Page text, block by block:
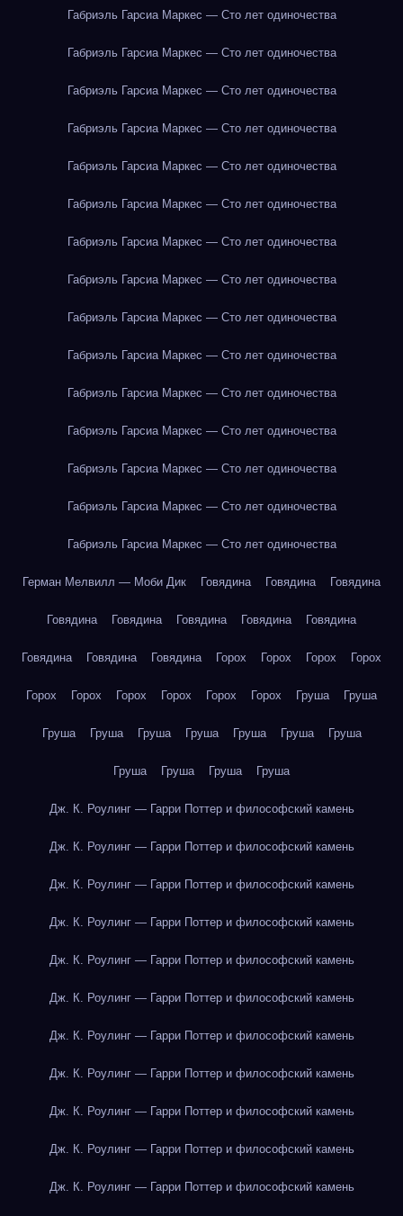
Габриэль Гарсиа Маркес — Сто лет одиночества
Габриэль Гарсиа Маркес — Сто лет одиночества
Габриэль Гарсиа Маркес — Сто лет одиночества
Габриэль Гарсиа Маркес — Сто лет одиночества
Габриэль Гарсиа Маркес — Сто лет одиночества
Габриэль Гарсиа Маркес — Сто лет одиночества
Габриэль Гарсиа Маркес — Сто лет одиночества
Габриэль Гарсиа Маркес — Сто лет одиночества
Габриэль Гарсиа Маркес — Сто лет одиночества
Габриэль Гарсиа Маркес — Сто лет одиночества
Габриэль Гарсиа Маркес — Сто лет одиночества
Габриэль Гарсиа Маркес — Сто лет одиночества
Габриэль Гарсиа Маркес — Сто лет одиночества
Габриэль Гарсиа Маркес — Сто лет одиночества
Габриэль Гарсиа Маркес — Сто лет одиночества
Герман Мелвилл — Моби Дик Говядина Говядина Говядина
Говядина Говядина Говядина Говядина Говядина
Говядина Говядина Говядина Горох Горох Горох Горох
Горох Горох Горох Горох Горох Горох Груша Груша
Груша Груша Груша Груша Груша Груша Груша
Груша Груша Груша Груша
Дж. К. Роулинг — Гарри Поттер и философский камень
Дж. К. Роулинг — Гарри Поттер и философский камень
Дж. К. Роулинг — Гарри Поттер и философский камень
Дж. К. Роулинг — Гарри Поттер и философский камень
Дж. К. Роулинг — Гарри Поттер и философский камень
Дж. К. Роулинг — Гарри Поттер и философский камень
Дж. К. Роулинг — Гарри Поттер и философский камень
Дж. К. Роулинг — Гарри Поттер и философский камень
Дж. К. Роулинг — Гарри Поттер и философский камень
Дж. К. Роулинг — Гарри Поттер и философский камень
Дж. К. Роулинг — Гарри Поттер и философский камень